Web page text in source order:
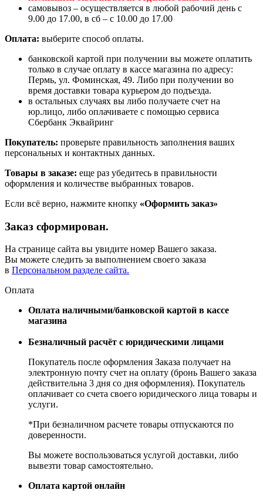
самовывоз – осуществляется в любой рабочий день с
9.00 до 17.00, в сб – с 10.00 до 17.00
Оплата: выберите способ оплаты.
банковской картой при получении вы можете оплатить
только в случае оплату в кассе магазина по адресу:
Пермь, ул. Фоминская, 49. Либо при получении во
время доставки товара курьером до подъезда.
в остальных случаях вы либо получаете счет на
юр.лицо, либо оплачиваете с помощью сервиса
Сбербанк Эквайринг
Покупатель: проверьте правильность заполнения ваших
персональных и контактных данных.
Товары в заказе: еще раз убедитесь в правильности
оформления и количестве выбранных товаров.
Если всё верно, нажмите кнопку «Оформить заказ»
Заказ сформирован.
На странице сайта вы увидите номер Вашего заказа.
Вы можете следить за выполнением своего заказа
в Персональном разделе сайта.
Оплата
Оплата наличными/банковской картой в кассе
магазина
Безналичный расчёт с юридическими лицами
Покупатель после оформления Заказа получает на
электронную почту счет на оплату (бронь Вашего заказа
действительна 3 дня со дня оформления). Покупатель
оплачивает со счета своего юридического лица товары и
услуги.
*При безналичном расчете товары отпускаются по
доверенности.
Вы можете воспользоваться услугой доставки, либо
вывезти товар самостоятельно.
Оплата картой онлайн